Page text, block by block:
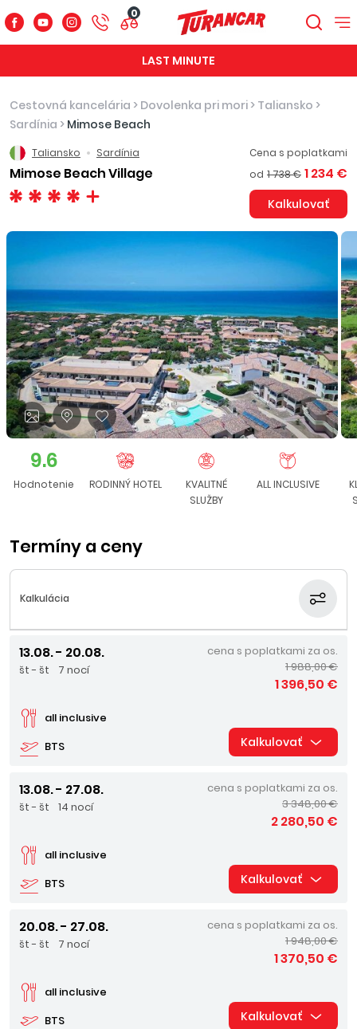
0
LAST MINUTE
Cestovná kancelária > Dovolenka pri mori > Taliansko >
Sardínia > Mimose Beach
Taliansko Sardínia
Mimose Beach Village
Cena s poplatkami
od 1 738 € 1 234 €
Kalkulovať
9.6
Hodnotenie RODINNÝ HOTEL
KVALITNÉ
SLUŽBY
ALL INCLUSIVE
Termíny a ceny
Kalkulácia
13.08. - 20.08.
št - št 7 nocí
BTS
all inclusive
cena s poplatkami za os.
1 988,00 €
1 396,50 €
Kalkulovať
13.08. - 27.08.
št - št 14 nocí
BTS
all inclusive
cena s poplatkami za os.
3 348,00 €
2 280,50 €
Kalkulovať
20.08. - 27.08.
št - št 7 nocí
BTS
all inclusive
cena s poplatkami za os.
1 948,00 €
1 370,50 €
Kalkulovať